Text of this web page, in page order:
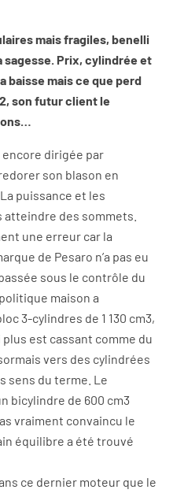
mais fragiles, benelli
sagesse. Prix, cylindrée et
baisse mais ce que perd
son futur client le
dirigée par
son blason en
puissance et les
des sommets.
une erreur car la
de Pesaro n’a pas eu
sous le contrôle du
maison a
3-cylindres de 1 130 cm3,
est cassant comme du
vers des cylindrées
sens du terme. Le
bicylindre de 600 cm3
vraiment convaincu le
équilibre a été trouvé
ce dernier moteur que le